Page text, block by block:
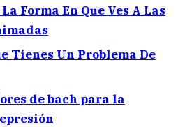
Forma En Que Ves A Las
Tienes Un Problema De
de bach para la